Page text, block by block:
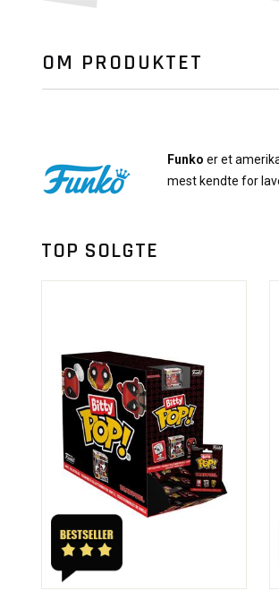
OM PRODUKTET
Funko er et
mest kendte for
TOP SOLGTE